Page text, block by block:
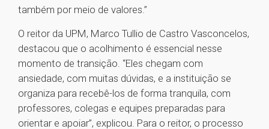
também por meio de valores.”
O reitor da UPM, Marco Tullio de Castro Vasconcelos,
destacou que o acolhimento é essencial nesse
momento de transição. “Eles chegam com
ansiedade, com muitas dúvidas, e a instituição se
organiza para recebê-los de forma tranquila, com
professores, colegas e equipes preparadas para
orientar e apoiar”, explicou. Para o reitor, o processo